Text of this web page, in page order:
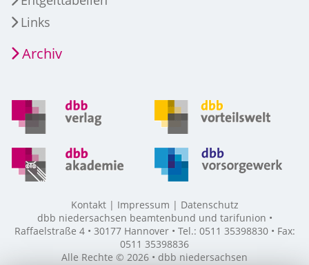
Links
Archiv
Kontakt Impressum
Datenschutz
dbb niedersachsen beamtenbund und tarifunion •
Raffaelstraße 4 • 30177 Hannover • Tel.: 0511 35398830 • Fax:
0511 35398836
Alle Rechte © 2026 • dbb niedersachsen